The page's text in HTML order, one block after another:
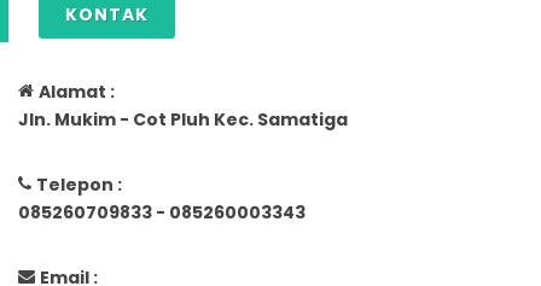
KONTAK
Alamat :
Jln. Mukim - Cot Pluh Kec. Samatiga
Telepon :
085260709833 - 085260003343
Email :